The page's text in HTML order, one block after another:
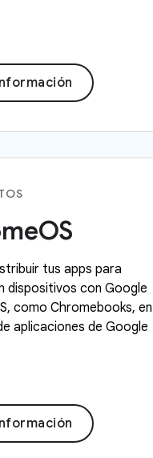
tus apps para
dispositivos con Google
como Chromebooks, en
aplicaciones de Google